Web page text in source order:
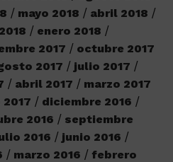
mayo 2018
abril 2018
enero 2018
2017
octubre 2017
2017
julio 2017
abril 2017
marzo 2017
2017
diciembre 2016
2016
septiembre
2016
junio 2016
marzo 2016
febrero